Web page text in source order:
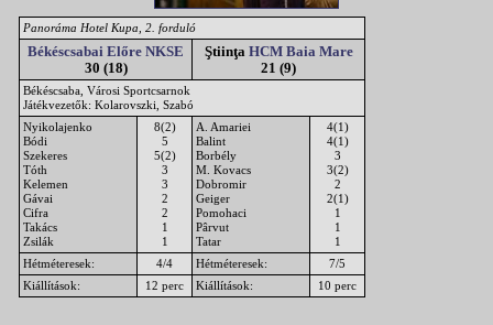
Panoráma Hotel Kupa, 2. forduló
Békéscsabai Előre NKSE
30 (18)
Ştiinţa HCM Baia Mare
21 (9)
Békéscsaba, Városi Sportcsarnok
Játékvezetők: Kolarovszki, Szabó
Nyikolajenko
Bódi
Szekeres
Tóth
Kelemen
Gávai
Cifra
Takács
Zsilák
8(2)
5
5(2)
3
3
2
2
1
1
A. Amariei
Balint
Borbély
M. Kovacs
Dobromir
Geiger
Pomohaci
Pârvut
Tatar
4(1)
4(1)
3
3(2)
2
2(1)
1
1
1
Hétméteresek:
4/4 Hétméteresek:
7/5
Kiállítások:
12 perc Kiállítások: 10 perc